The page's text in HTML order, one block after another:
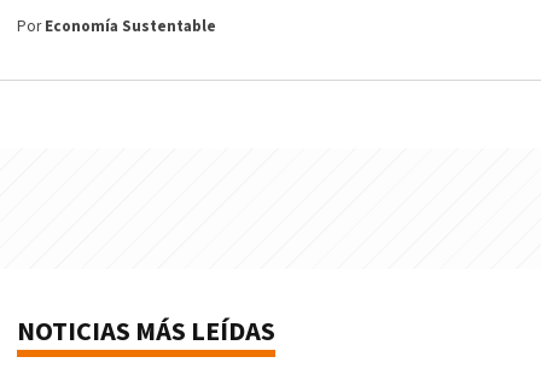
PorEconomía Sustentable
NOTICIAS MÁS LEÍDAS